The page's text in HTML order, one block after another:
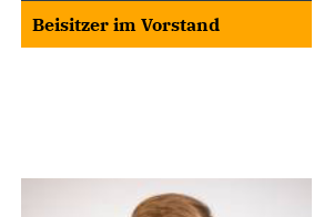
Beisitzer im Vorstand